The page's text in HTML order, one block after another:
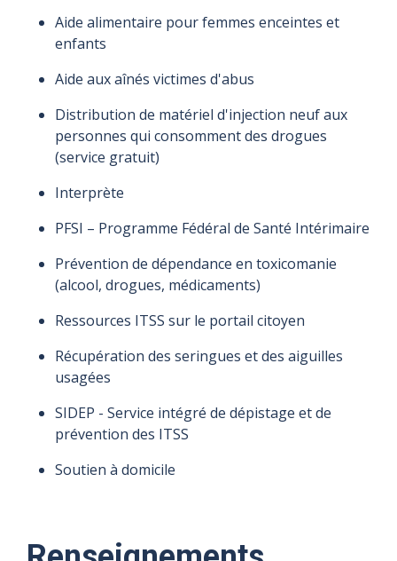
rendez-vous
pour
Authentification
d'assurance
maladie (pour
tous)
8 h à 16 h
rendez-vous
pour
Authentification
d'assurance
maladie (pour
tous)
8 h à 16 h
rendez-vous
pour
Authentification
d'assurance
maladie (pour
tous)
8 h à 20 h
rendez-vous
pour
Authentification
d'assurance
maladie (pour
tous)
8 h à 20 h
rendez-vous
pour
Authentification
d'assurance
maladie (pour
tous)
8 h à 20 h
rendez-vous
pour
Authentification
d'assurance
maladie (pour
tous)
8 h à 20 h
Aide alimentaire pour femmes enceintes et
enfants
Aide aux aînés victimes d'abus
Distribution de matériel d'injection neuf aux
personnes qui consomment des drogues
(service gratuit)
Interprète
PFSI – Programme Fédéral de Santé Intérimaire
Prévention de dépendance en toxicomanie
(alcool, drogues, médicaments)
Ressources ITSS sur le portail citoyen
Récupération des seringues et des aiguilles
usagées
SIDEP - Service intégré de dépistage et de
prévention des ITSS
Soutien à domicile